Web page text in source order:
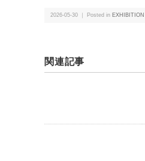
2026-05-30 ｜ Posted in EXHIBITION
関連記事